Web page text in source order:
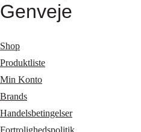
Genveje
Shop
Produktliste
Min Konto
Brands
Handelsbetingelser
Fortrolighedspolitik